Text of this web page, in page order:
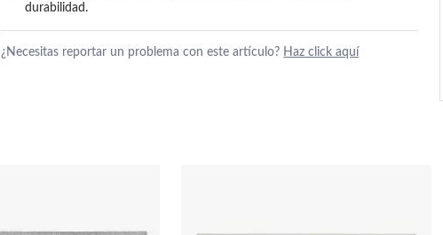
durabilidad.
¿Necesitas reportar un problema con este artículo? Haz click aquí